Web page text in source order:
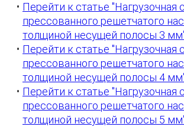
Перейти к статье "Нагрузочная
прессованного решетчатого
толщиной несущей полосы 3
Перейти к статье "Нагрузочная
прессованного решетчатого
толщиной несущей полосы 4
Перейти к статье "Нагрузочная
прессованного решетчатого
толщиной несущей полосы 5